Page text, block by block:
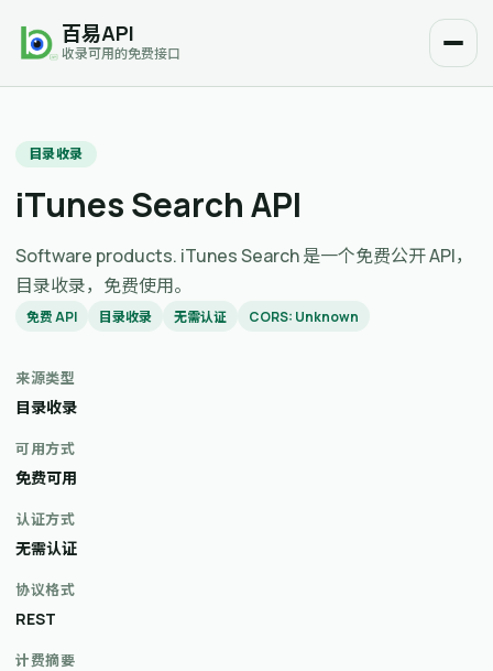
百易API
收录可用的免费接口
目录收录
iTunes Search API
Software products. iTunes Search 是一个免费公开 API，
目录收录，免费使用。
免费 API 目录收录 无需认证 CORS: Unknown
来源类型
目录收录
可用方式
免费可用
认证方式
无需认证
协议格式
REST
计费摘要